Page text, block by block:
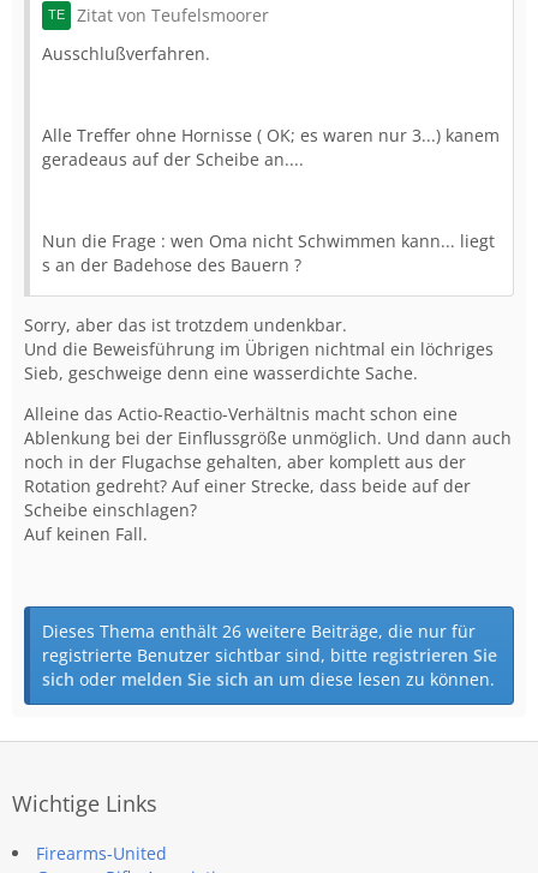
Zitat von Teufelsmoorer
Ausschlußverfahren.
Alle Treffer ohne Hornisse ( OK; es waren nur 3...) kanem
geradeaus auf der Scheibe an....
Nun die Frage : wen Oma nicht Schwimmen kann... liegt
s an der Badehose des Bauern ?
Sorry, aber das ist trotzdem undenkbar.
Und die Beweisführung im Übrigen nichtmal ein löchriges
Sieb, geschweige denn eine wasserdichte Sache.
Alleine das Actio-Reactio-Verhältnis macht schon eine
Ablenkung bei der Einflussgröße unmöglich. Und dann auch
noch in der Flugachse gehalten, aber komplett aus der
Rotation gedreht? Auf einer Strecke, dass beide auf der
Scheibe einschlagen?
Auf keinen Fall.
Dieses Thema enthält 26 weitere Beiträge, die nur für
registrierte Benutzer sichtbar sind, bitte registrieren Sie
sich oder melden Sie sich an um diese lesen zu können.
Wichtige Links
Firearms-United